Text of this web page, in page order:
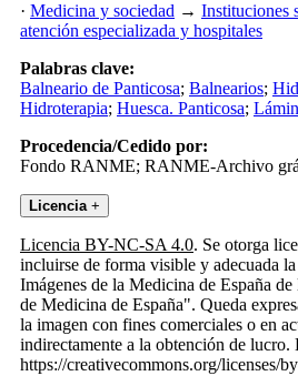
· Medicina y sociedad → Instituciones
atención especializada y hospitales
Palabras clave:
Balneario de Panticosa; Balnearios;
Hidroterapia; Huesca. Panticosa;
Procedencia/Cedido por:
Fondo RANME; RANME-Archivo
Licencia +
Licencia BY-NC-SA 4.0. Se otorga
incluirse de forma visible y adecuada
Imágenes de la Medicina de España
de Medicina de España". Queda
la imagen con fines comerciales o en
indirectamente a la obtención de lucro.
https://creativecommons.org/licenses/